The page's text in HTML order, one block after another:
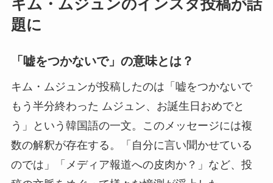
キム・ムジュンのインスタ投稿が話
題に
「嘘をつかないで」の意味とは？
キム・ムジュンが投稿したのは「嘘をつかないで
もう半分終わった ムジュン、お誕生日おめでと
う」という韓国語の一文。このメッセージには複
数の解釈が存在する。「自分に言い聞かせている
のでは」「メディア報道への皮肉か？」など、投